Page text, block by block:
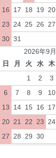
16
17 18 19 20
23 24 25 26 27
30 31
2026年9月
日
月 火 水 木
1
2 3
6
7 8 9 10
13
14 15 16 17
20 21 22 23 24
27 28 29 30